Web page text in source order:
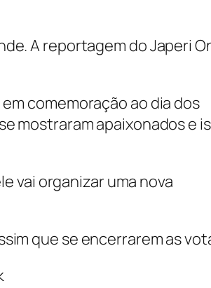
A reportagem do Japeri
comemoração ao dia dos
mostraram apaixonados e
vai organizar uma nova
que se encerrarem as